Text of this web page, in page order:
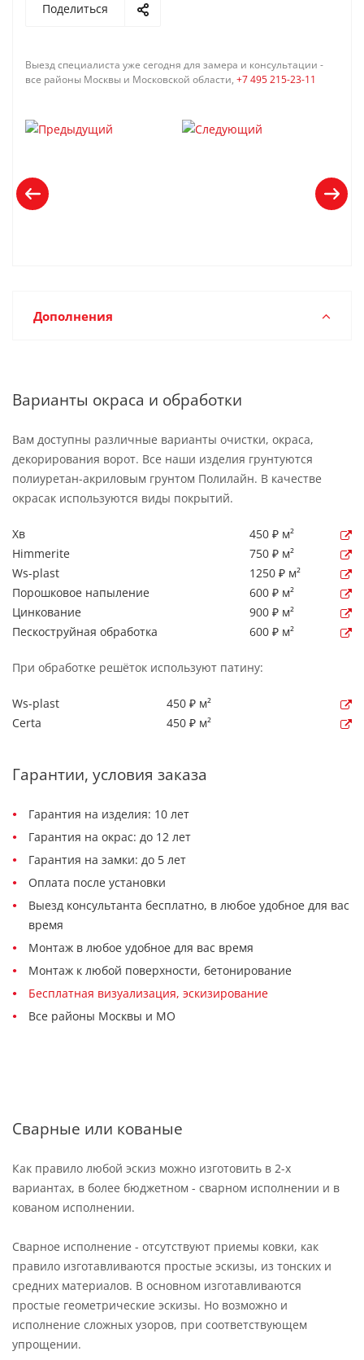
Поделиться
Выезд специалиста уже сегодня для замера и консультации -
все районы Москвы и Московской области, +7 495 215-23-11
Дополнения
Варианты окраса и обработки
Вам доступны различные варианты очистки, окраса,
декорирования ворот. Все наши изделия грунтуются
полиуретан-акриловым грунтом Полилайн. В качестве
окрасак используются виды покрытий.
Хв
450 ₽ м²
Himmerite
750 ₽ м²
Ws-plast
1250 ₽ м²
Порошковое напыление
600 ₽ м²
Цинкование
900 ₽ м²
Пескоструйная обработка
600 ₽ м²
При обработке решёток используют патину:
Ws-plast
450 ₽ м²
Certa
450 ₽ м²
Гарантии, условия заказа
Гарантия на изделия: 10 лет
Гарантия на окрас: до 12 лет
Гарантия на замки: до 5 лет
Оплата после установки
Выезд консультанта бесплатно, в любое удобное для вас
время
Монтаж в любое удобное для вас время
Монтаж к любой поверхности, бетонирование
Бесплатная визуализация, эскизирование
Все районы Москвы и МО
Сварные или кованые
Как правило любой эскиз можно изготовить в 2-х
вариантах, в более бюджетном - сварном исполнении и в
кованом исполнении.
Сварное исполнение - отсутствуют приемы ковки, как
правило изготавливаются простые эскизы, из тонских и
средних материалов. В основном изготавливаются
простые геометрические эскизы. Но возможно и
исполнение сложных узоров, при соответствующем
упрощении.